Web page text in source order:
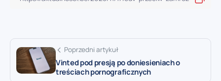
Poprzedni artykuł
Vinted pod presją po doniesieniach o
treściach pornograficznych